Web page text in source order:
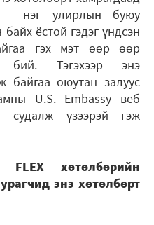
нэг улирлын буюу
ёстой гэдэг үндсэн
гэх мэт өөр өөр
бий. Тэгэхээр энэ
байгаа оюутан залуус
U.S. Embassy веб
үзээрэй гэж
FLEX хөтөлбөрийн
энэ хөтөлбөрт